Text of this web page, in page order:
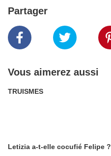
Partager
Vous aimerez aussi
TRUISMES
Letizia a-t-elle cocufié Felipe ?